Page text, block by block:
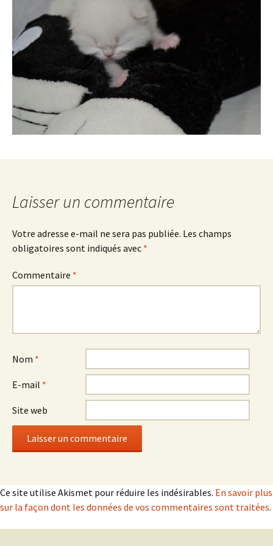
Laisser un commentaire
Votre adresse e-mail ne sera pas publiée. Les champs
obligatoires sont indiqués avec *
Commentaire *
Nom *
E-mail *
Site web
Ce site utilise Akismet pour réduire les indésirables. En savoir plus
sur la façon dont les données de vos commentaires sont traitées.